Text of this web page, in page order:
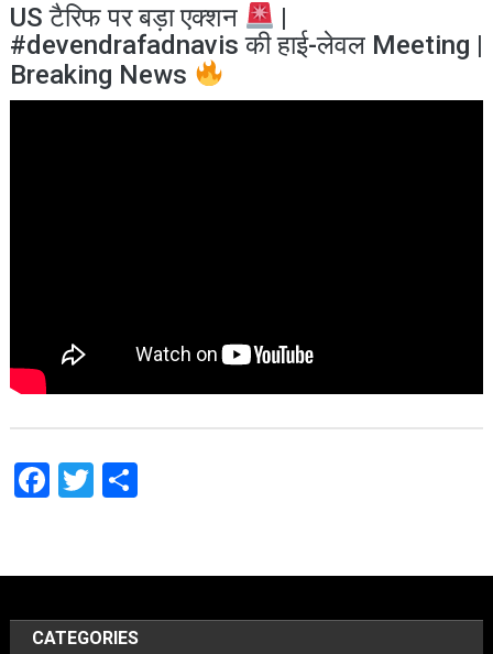
US टैरिफ पर बड़ा एक्शन
|
#devendrafadnavis की हाई-लेवल Meeting |
Breaking News
Facebook
Twitter
Share
CATEGORIES